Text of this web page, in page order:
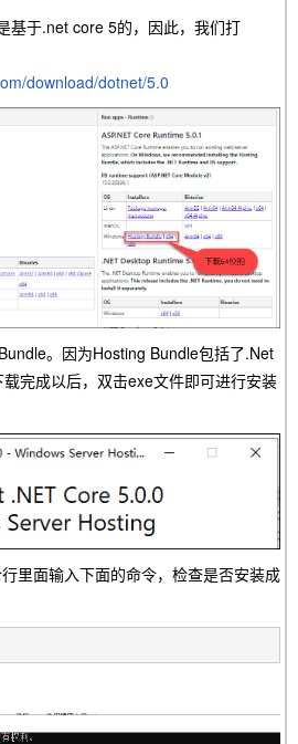
基于.net core 5的，因此，我们打
download/dotnet/5.0
。因为Hosting Bundle包括了.Net
完成以后，双击exe文件即可进行安装
里面输入下面的命令，检查是否安装成